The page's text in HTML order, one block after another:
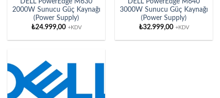
DELL PowerEdge M630
2000W Sunucu Güç Kaynağı
(Power Supply)
₺24.999,00 +KDV
DELL PowerEdge M640
3000W Sunucu Güç Kaynağı
(Power Supply)
₺32.999,00 +KDV